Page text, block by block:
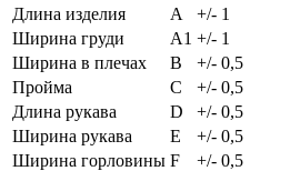
Длина изделия
A +/- 1
Ширина груди
A1 +/- 1
Ширина в плечах
B +/- 0,5
Пройма
C +/- 0,5
Длина рукава
D +/- 0,5
Ширина рукава
E +/- 0,5
Ширина горловины F +/- 0,5